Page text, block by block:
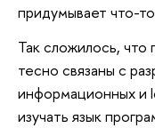
придумывает что-
Так сложилось,
тесно связаны с
информационных и
изучать язык